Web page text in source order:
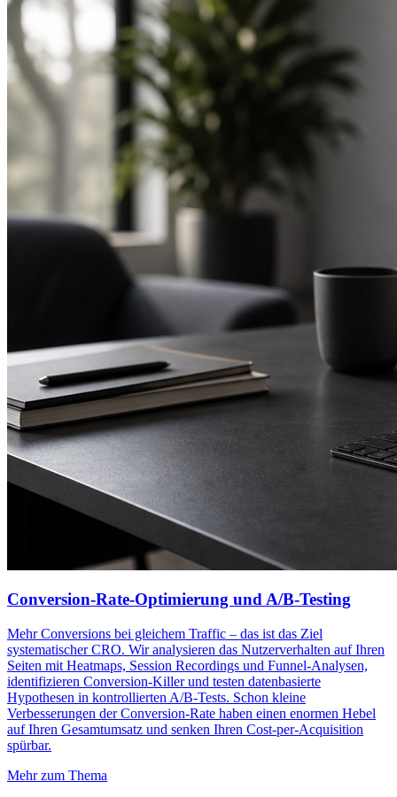
Conversion-Rate-Optimierung und A/B-Testing
Mehr Conversions bei gleichem Traffic – das ist das Ziel
systematischer CRO. Wir analysieren das Nutzerverhalten auf Ihren
Seiten mit Heatmaps, Session Recordings und Funnel-Analysen,
identifizieren Conversion-Killer und testen datenbasierte
Hypothesen in kontrollierten A/B-Tests. Schon kleine
Verbesserungen der Conversion-Rate haben einen enormen Hebel
auf Ihren Gesamtumsatz und senken Ihren Cost-per-Acquisition
spürbar.
Mehr zum Thema